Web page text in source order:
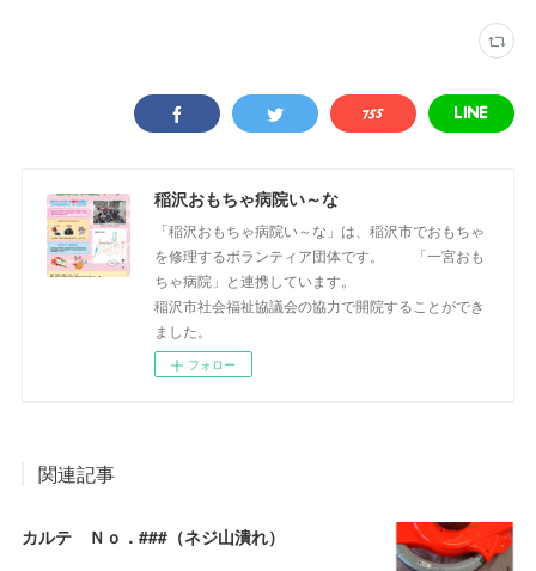
稲沢おもちゃ病院い～な
「稲沢おもちゃ病院い～な」は、稲沢市でおもちゃ
を修理するボランティア団体です。 「一宮おも
ちゃ病院」と連携しています。
稲沢市社会福祉協議会の協力で開院することができ
ました。
フォロー
関連記事
カルテ Ｎｏ．###（ネジ山潰れ）